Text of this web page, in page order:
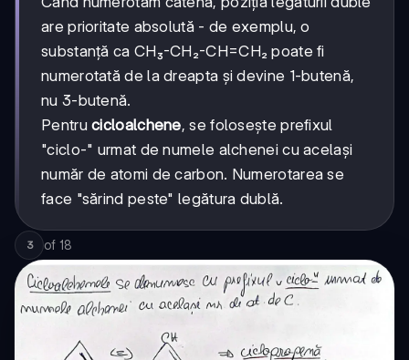
are prioritate absolută - de exemplu, o
substanță ca CH₃-CH₂-CH=CH₂ poate fi
numerotată de la dreapta și devine 1-butenă,
nu 3-butenă.
Pentrucicloalchene, se folosește prefixul
"ciclo-" urmat de numele alchenei cu același
număr de atomi de carbon. Numerotarea se
face "sărind peste" legătura dublă.
3 of 18